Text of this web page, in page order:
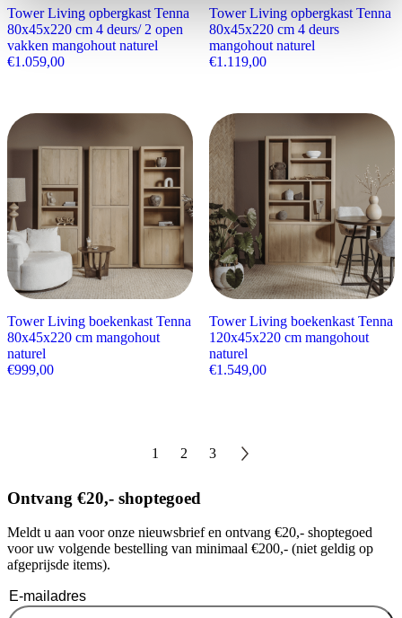
Tower Living opbergkast Tenna
80x45x220 cm 4 deurs/ 2 open
vakken mangohout naturel
€1.059,00
Tower Living opbergkast Tenna
80x45x220 cm 4 deurs
mangohout naturel
€1.119,00
Tower Living boekenkast Tenna
80x45x220 cm mangohout
naturel
€999,00
Tower Living boekenkast Tenna
120x45x220 cm mangohout
naturel
€1.549,00
1 2 3
Ontvang €20,- shoptegoed
Meldt u aan voor onze nieuwsbrief en ontvang €20,- shoptegoed
voor uw volgende bestelling van minimaal €200,- (niet geldig op
afgeprijsde items).